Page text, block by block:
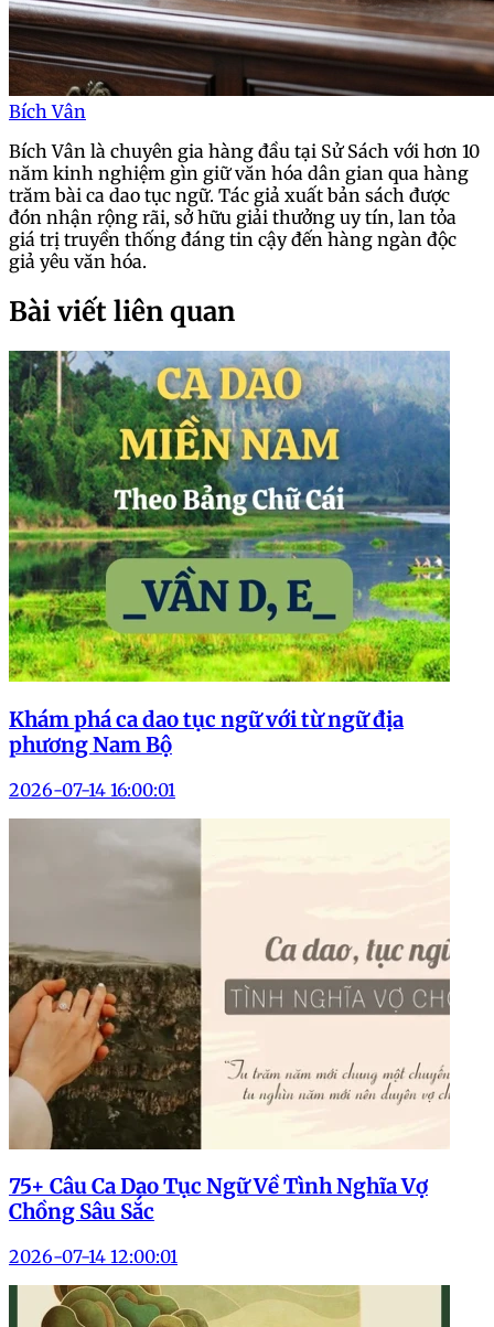
Bích Vân
Bích Vân là chuyên gia hàng đầu tại Sử Sách với hơn 10
năm kinh nghiệm gìn giữ văn hóa dân gian qua hàng
trăm bài ca dao tục ngữ. Tác giả xuất bản sách được
đón nhận rộng rãi, sở hữu giải thưởng uy tín, lan tỏa
giá trị truyền thống đáng tin cậy đến hàng ngàn độc
giả yêu văn hóa.
Bài viết liên quan
Khám phá ca dao tục ngữ với từ ngữ địa
phương Nam Bộ
2026-07-14 16:00:01
75+ Câu Ca Dao Tục Ngữ Về Tình Nghĩa Vợ
Chồng Sâu Sắc
2026-07-14 12:00:01